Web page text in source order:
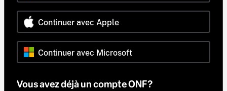
Continuer avec Apple
Continuer avec Microsoft
Vous avez déjà un compte ONF?